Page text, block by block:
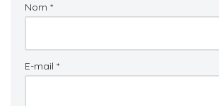
Nom *
E-mail *